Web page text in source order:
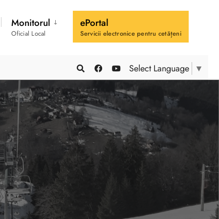
Monitorul
Oficial Local
ePortal
Servicii electronice pentru cetățeni
Select Language ▼